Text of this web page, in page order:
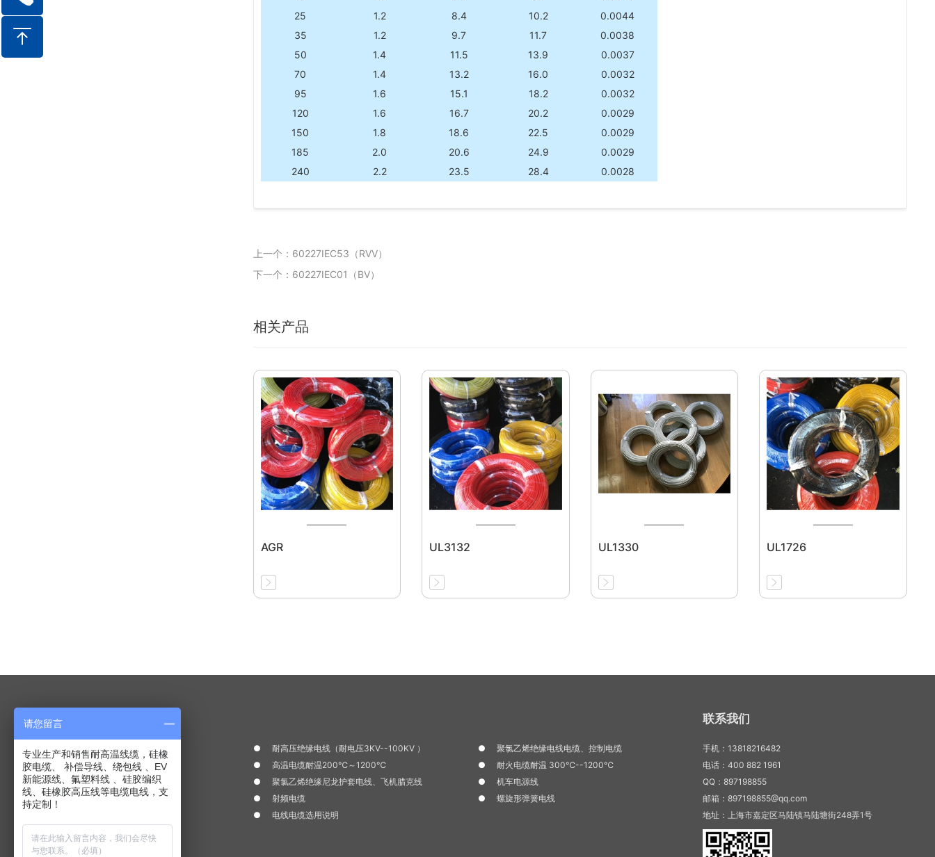
25
1.2 8.4 10.2
0.0044
35
1.2 9.7 11.7
0.0038
50
1.4 11.5 13.9
0.0037
70
1.4 13.2 16.0
0.0032
95
1.6 15.1 18.2
0.0032
120
1.6 16.7 20.2
0.0029
150
1.8 18.6 22.5
0.0029
185
2.0 20.6 24.9
0.0029
240
2.2 23.5 28.4 0.0028
上一个：60227IEC53（RVV）
下一个：60227IEC01（BV）
相关产品
AGR UL3132 UL1330 UL1726
产品中心
氟塑料绝缘耐高温电线 耐高压绝缘电线（耐电压3KV--100KV ）
聚氯乙烯绝缘电线电缆、控制电缆
耐火电线耐温 300℃--1200℃
高温电缆耐温200℃～1200℃
耐火电缆耐温 300℃--1200℃
硅橡胶绝缘耐高温电线
聚氯乙烯绝缘尼龙护套电线、飞机腊克线
机车电源线
辐照交联线
射频电缆
螺旋形弹簧电线
电线电缆选用说明
快速链接
联系我们
手机：13818216482
电话：400 882 1961
QQ：897198855
邮箱：897198855@qq.com
地址：上海市嘉定区马陆镇马陆塘街248弄1号
请您留言
专业生产和销售耐高温线缆，硅橡
胶电缆、 补偿导线、绕包线 、EV
新能源线、氟塑料线 、硅胶编织
线、硅橡胶高压线等电缆电线，支
持定制！